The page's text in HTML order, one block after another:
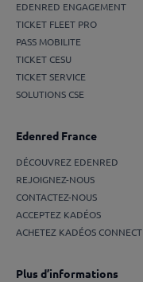
EDENRED ENGAGEMENT
TICKET FLEET PRO
PASS MOBILITE
TICKET CESU
TICKET SERVICE
SOLUTIONS CSE
Edenred France
DÉCOUVREZ EDENRED
REJOIGNEZ-NOUS
CONTACTEZ-NOUS
ACCEPTEZ KADÉOS
ACHETEZ KADÉOS CONNECT
Plus d’informations